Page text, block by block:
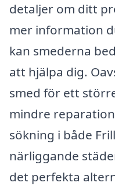
detaljer om ditt
mer information
kan smederna
att hjälpa dig.
smed för ett
mindre
sökning i både
närliggande
det perfekta